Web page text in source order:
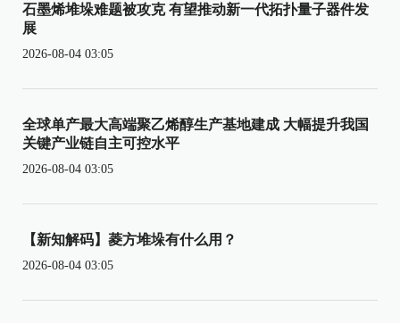
石墨烯堆垛难题被攻克 有望推动新一代拓扑量子器件发
展
2026-08-04 03:05
全球单产最大高端聚乙烯醇生产基地建成 大幅提升我国
关键产业链自主可控水平
2026-08-04 03:05
【新知解码】菱方堆垛有什么用？
2026-08-04 03:05